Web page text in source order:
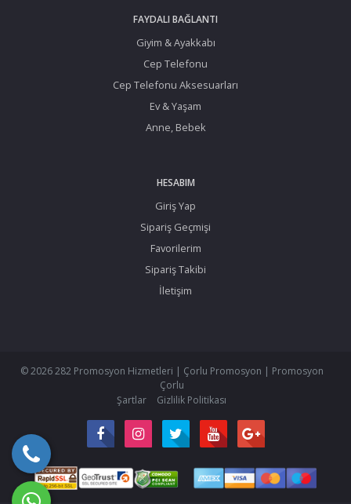
FAYDALI BAĞLANTI
Giyim & Ayakkabı
Cep Telefonu
Cep Telefonu Aksesuarları
Ev & Yaşam
Anne, Bebek
HESABIM
Giriş Yap
Sipariş Geçmişi
Favorilerim
Sipariş Takibi
İletişim
© 2026 282 Promosyon Hizmetleri | Çorlu Promosyon | Promosyon
Çorlu
Şartlar
Gizlilik Politikası